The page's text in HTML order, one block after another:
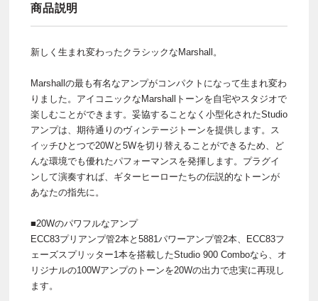
商品説明
新しく生まれ変わったクラシックなMarshall。
Marshallの最も有名なアンプがコンパクトになって生まれ変わ
りました。アイコニックなMarshallトーンを自宅やスタジオで
楽しむことができます。妥協することなく小型化されたStudio
アンプは、期待通りのヴィンテージトーンを提供します。ス
イッチひとつで20Wと5Wを切り替えることができるため、ど
んな環境でも優れたパフォーマンスを発揮します。プラグイ
ンして演奏すれば、ギターヒーローたちの伝説的なトーンが
あなたの指先に。
■20Wのパワフルなアンプ
ECC83プリアンプ管2本と5881パワーアンプ管2本、ECC83フ
ェーズスプリッター1本を搭載したStudio 900 Comboなら、オ
リジナルの100Wアンプのトーンを20Wの出力で忠実に再現し
ます。